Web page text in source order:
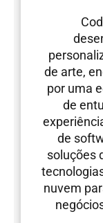
de arte,
por uma
de
de
soluções
nuvem